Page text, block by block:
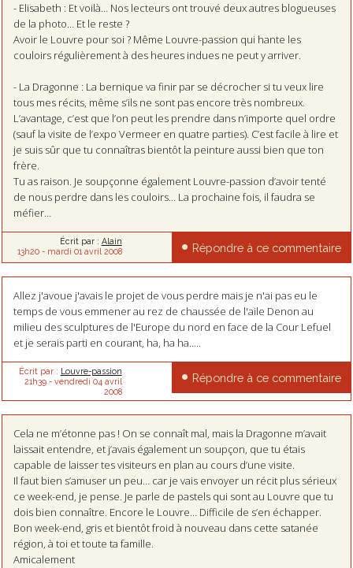
- Elisabeth : Et voilà… Nos lecteurs ont trouvé deux autres blogueuses
de la photo… Et le reste ?
Avoir le Louvre pour soi ? Même Louvre-passion qui hante les
couloirs régulièrement à des heures indues ne peut y arriver.
- La Dragonne : La bernique va finir par se décrocher si tu veux lire
tous mes récits, même s’ils ne sont pas encore très nombreux.
L’avantage, c’est que l’on peut les prendre dans n’importe quel ordre
(sauf la visite de l’expo Vermeer en quatre parties). C’est facile à lire et
je suis sûr que tu connaîtras bientôt la peinture aussi bien que ton
frère.
Tu as raison. Je soupçonne également Louvre-passion d’avoir tenté
de nous perdre dans les couloirs… La prochaine fois, il faudra se
méfier…
Écrit par : Alain
13h20- mardi 01 avril 2008 Répondre à ce commentaire
Allez j'avoue j'avais le projet de vous perdre mais je n'ai pas eu le
temps de vous emmener au rez de chaussée de l'aile Denon au
milieu des sculptures de l'Europe du nord en face de la Cour Lefuel
et je serais parti en courant, ha, ha ha.....
Écrit par :
Louvre-passion
21h39- vendredi 04 avril
2008
Répondre à ce commentaire
Cela ne m’étonne pas ! On se connaît mal, mais la Dragonne m’avait
laissait entendre, et j’avais également un soupçon, que tu étais
capable de laisser tes visiteurs en plan au cours d’une visite.
Il faut bien s’amuser un peu… car je vais envoyer un récit plus sérieux
ce week-end, je pense. Je parle de pastels qui sont au Louvre que tu
dois bien connaître. Encore le Louvre… Difficile de s’en échapper.
Bon week-end, gris et bientôt froid à nouveau dans cette satanée
région, à toi et toute ta famille.
Amicalement